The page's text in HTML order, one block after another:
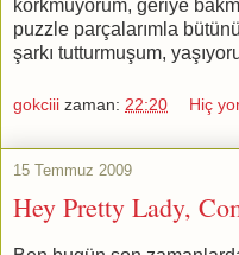
korkmuyorum, geriye
puzzle parçalarımla
şarkı tutturmuşum,
gokciii zaman: 22:20 Hiç
15 Temmuz 2009
Hey Pretty Lady,